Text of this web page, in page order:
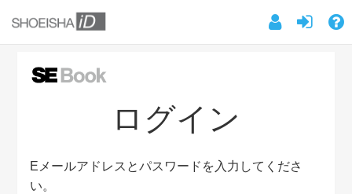
ログイン
Eメールアドレスとパスワードを入力してくださ
い。